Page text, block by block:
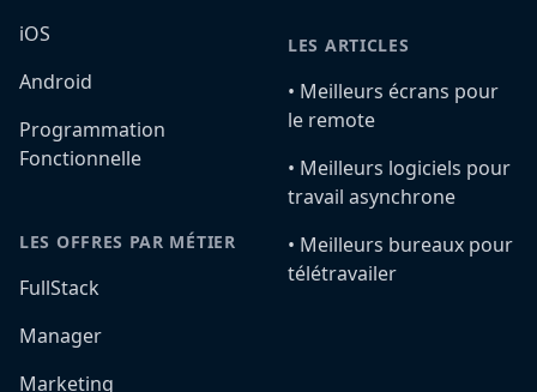
iOS
Android
Programmation
Fonctionnelle
LES OFFRES PAR MÉTIER
FullStack
Manager
Marketing
LES ARTICLES
•️ Meilleurs écrans pour
le remote
•️ Meilleurs logiciels pour
travail asynchrone
•️ Meilleurs bureaux pour
télétravailer